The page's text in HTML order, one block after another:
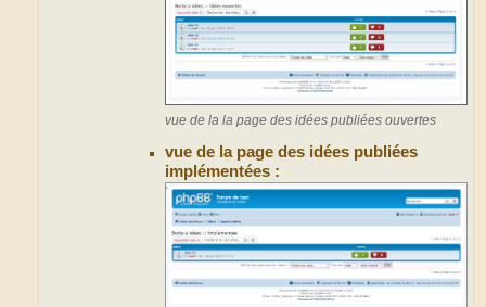
vue de la la page des idées publiées ouvertes
vue de la page des idées publiées
implémentées :